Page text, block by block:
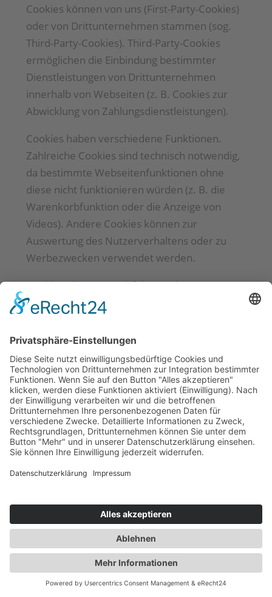
Cookies können von uns (First-Party-Cookies)
oder von Drittunternehmen stammen (sog.
Third-Party-Cookies). Third-Party-Cookies
ermöglichen die Einbindung bestimmter
Dienstleistungen von Drittunternehmen
innerhalb von Webseiten (z. B. Cookies zur
Abwicklung von Zahlungsdienstleistungen).
Cookies haben verschiedene Funktionen.
Zahlreiche Cookies sind technisch notwendig,
da bestimmte Webseitenfunktionen ohne
diese nicht funktionieren würden (z. B. die
Warenkorbfunktion oder die Anzeige von
Videos). Andere Cookies können zur
Auswertung des Nutzerverhaltens oder zu
Werbezwecken verwendet werden.
Cookies, die zur Durchführung des
elektronischen Kommunikationsvorgangs, zur
erwünschter Funktionen (z. B. für die
Warenkorbfunktion) oder zur Optimierung
der Website (z. B. Cookies zur Messung des
Webpublikums) erforderlich sind (notwendige
Cookies), werden auf Grundlage von Art. 6
Abs. 1 lit. f DSGVO gespeichert, sofern keine
andere Rechtsgrundlage angegeben wird.
Der Websitebetreiber hat ein berechtigtes
Interesse an der Speicherung von
fehlerfreien und optimierten Bereitstellung
seiner Dienste. Sofern eine Einwilligung zur
Speicherung von Cookies und vergleichbaren
Wiedererkennungstechnologien abgefragt
wurde, erfolgt die Verarbeitung ausschließlich
auf Grundlage dieser Einwilligung (Art. 6 Abs.